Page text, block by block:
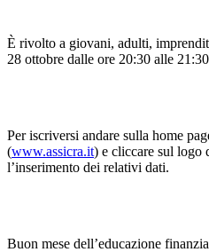
È rivolto a giovani, adulti,
28 ottobre dalle ore 20:30 alle
Per iscriversi andare sulla home
(www.assicra.it) e cliccare sul logo
l’inserimento dei relativi dati.
Buon mese dell’educazione